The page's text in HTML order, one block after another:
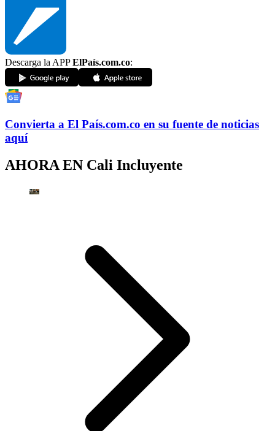
Descarga la APPElPaís.com.co:
Convierta a El País.com.co en su fuente de noticias
aquí
AHORA EN Cali Incluyente